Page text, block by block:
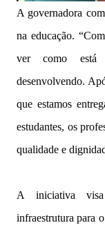
A governadora
na educação.
ver como está
desenvolvendo.
que estamos
estudantes, os
qualidade e
A iniciativa visa
infraestrutura para